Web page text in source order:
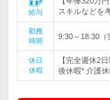
給与
スキルなどを
勤務
時間
9:30～18:30（
休日
休暇
【完全週休2
後休暇* 介護休